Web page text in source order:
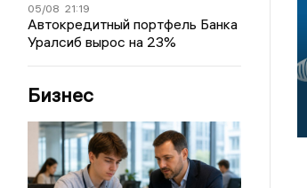
05/08 21:19
Автокредитный портфель Банка
Уралсиб вырос на 23%
Бизнес